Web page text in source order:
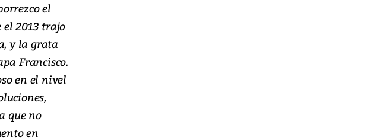
el
el 2013 trajo
y la grata
Francisco.
en el nivel
que no
en